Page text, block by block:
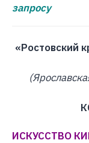
запросу
«Ростовский
ИСКУССТВО